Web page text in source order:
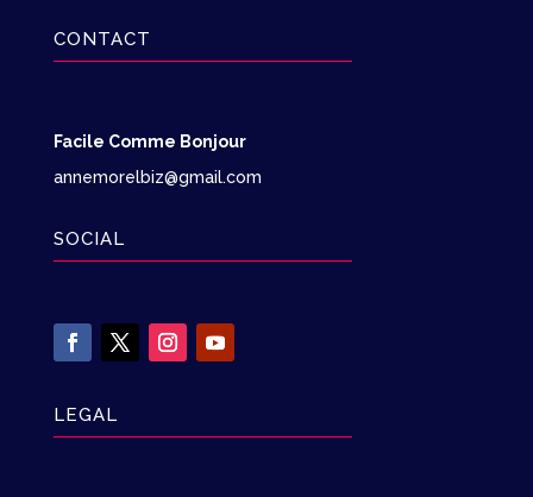
CONTACT
Facile Comme Bonjour
annemorelbiz@gmail.com
SOCIAL
LEGAL